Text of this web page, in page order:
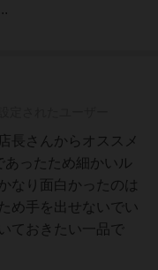
長さんからオススメ
あったため細かいル
なり面白かったのは
め手を出せないでい
ておきたい一品で